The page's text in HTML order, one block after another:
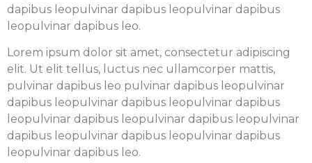
dapibus leopulvinar dapibus leopulvinar dapibus
leopulvinar dapibus leo.
Lorem ipsum dolor sit amet, consectetur adipiscing
elit. Ut elit tellus, luctus nec ullamcorper mattis,
pulvinar dapibus leo pulvinar dapibus leopulvinar
dapibus leopulvinar dapibus leopulvinar dapibus
leopulvinar dapibus leopulvinar dapibus leopulvinar
dapibus leopulvinar dapibus leopulvinar dapibus
leopulvinar dapibus leo.